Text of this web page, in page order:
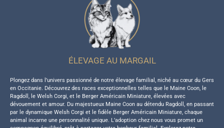
ÉLEVAGE AU MARGAIL
Plongez dans l’univers passionné de notre élevage familial, niché au cœur du Gers
en Occitanie. Découvrez des races exceptionnelles telles que le Maine Coon, le
Ragdoll, le Welsh Corgi, et le Berger Américain Miniature, élevées avec
dévouement et amour. Du majestueux Maine Coon au détendu Ragdoll, en passant
par le dynamique Welsh Corgi et le fidèle Berger Américain Miniature, chaque
animal incarne une personnalité unique. L’adoption chez nous vous promet un